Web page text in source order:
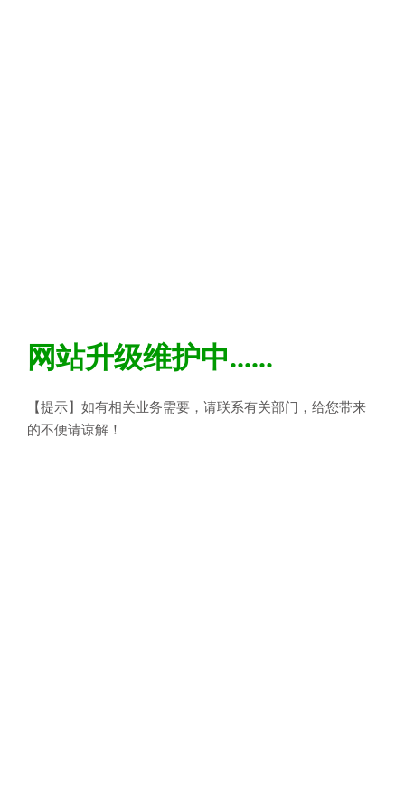
网站升级维护中......
【提示】如有相关业务需要，请联系有关部门，给您带来
的不便请谅解！